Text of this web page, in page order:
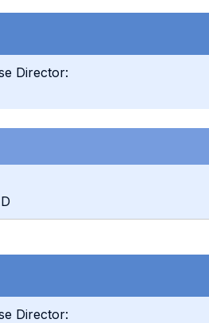
Director:
Director: